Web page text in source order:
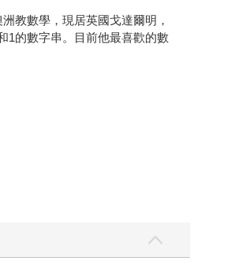
教數學，現居英國戈達爾明，
1的數字串。目前他最喜歡的數